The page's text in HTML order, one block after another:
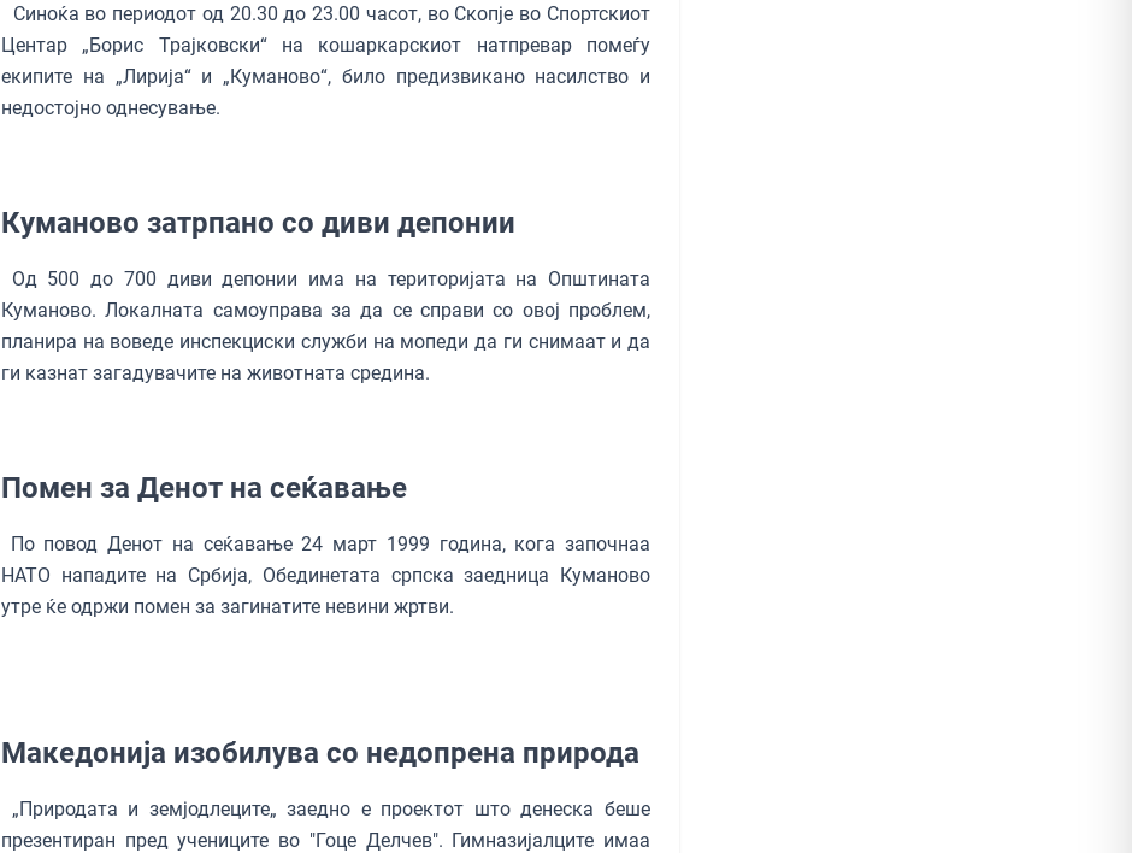
Синоќа во периодот од 20.30 до 23.00 часот, во Скопје во Спортскиот
Центар „Борис Трајковски“ на кошаркарскиот натпревар помеѓу
екипите на „Лирија“ и „Куманово“, било предизвикано насилство и
недостојно однесување.
Куманово затрпано со диви депонии
Од 500 до 700 диви депонии има на територијата на Општината
Куманово. Локалната самоуправа за да се справи со овој проблем,
планира на воведе инспекциски служби на мопеди да ги снимаат и да
ги казнат загадувачите на животната средина.
Помен за Денот на сеќавање
По повод Денот на сеќавање 24 март 1999 година, кога започнаа
НАТО нападите на Србија, Обединетата српска заедница Куманово
утре ќе одржи помен за загинатите невини жртви.
Македонија изобилува со недопрена природа
„Природата и земјодлеците„ заедно е проектот што денеска беше
презентиран пред учениците во "Гоце Делчев". Гимназијалците имаа